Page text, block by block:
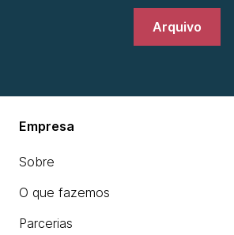
Arquivo
Empresa
Sobre
O que fazemos
Parcerias